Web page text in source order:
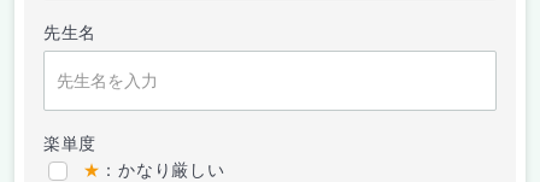
先生名
楽単度
★ ：かなり厳しい